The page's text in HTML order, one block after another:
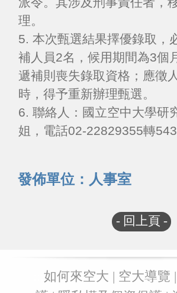
理。
5. 本次甄選結果擇優錄取，
補人員2名，候用期間為3個
遞補則喪失錄取資格；應徵
時，得予重新辦理甄選。
6. 聯絡人：國立空中大學研
姐，電話02-22829355轉
發佈單位：人事室
- 回上頁 -
如何來空大 | 空大導覽 |